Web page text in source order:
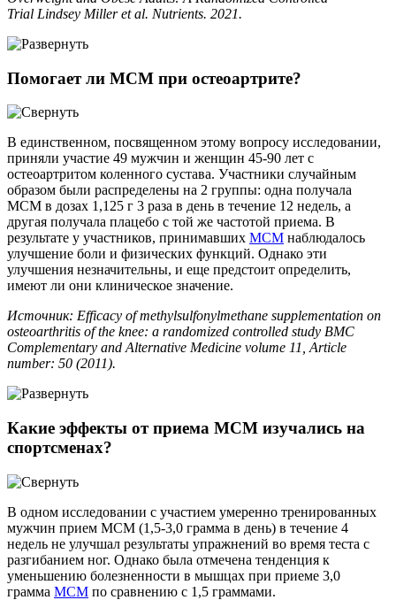
Trial Lindsey Miller et al. Nutrients. 2021.
Помогает ли МСМ при остеоартрите?
В единственном, посвященном этому вопросу исследовании,
приняли участие 49 мужчин и женщин 45-90 лет с
остеоартритом коленного сустава. Участники случайным
образом были распределены на 2 группы: одна получала
МСМ в дозах 1,125 г 3 раза в день в течение 12 недель, а
другая получала плацебо с той же частотой приема. В
результате у участников, принимавших МСМ наблюдалось
улучшение боли и физических функций. Однако эти
улучшения незначительны, и еще предстоит определить,
имеют ли они клиническое значение.
Источник: Efficacy of methylsulfonylmethane supplementation on
osteoarthritis of the knee: a randomized controlled study BMC
Complementary and Alternative Medicine volume 11, Article
number: 50 (2011).
Какие эффекты от приема МСМ изучались на
спортсменах?
В одном исследовании с участием умеренно тренированных
мужчин прием МСМ (1,5-3,0 грамма в день) в течение 4
недель не улучшал результаты упражнений во время теста с
разгибанием ног. Однако была отмечена тенденция к
уменьшению болезненности в мышцах при приеме 3,0
грамма МСМ по сравнению с 1,5 граммами.